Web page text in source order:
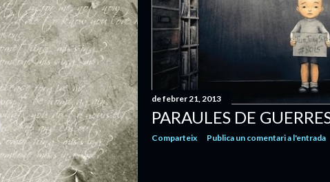
de febrer 21, 2013
PARAULES DE
Comparteix Publica un comentari a l'entrada